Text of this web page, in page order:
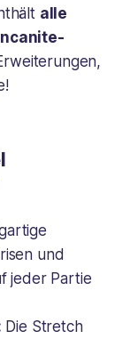
alle
und
jeder Partie
Die Stretch